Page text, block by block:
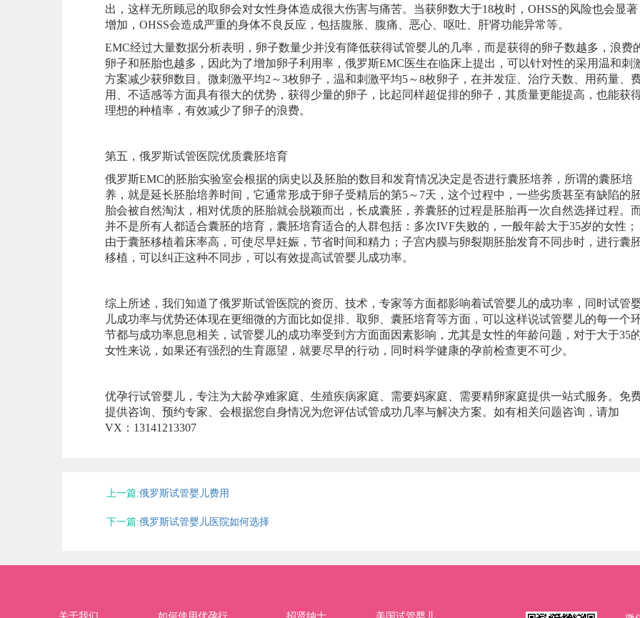
出，这样无所顾忌的取卵会对女性身体造成很大伤害与痛苦。当获卵数大于18枚时，OHSS的风险也会显著
增加，OHSS会造成严重的身体不良反应，包括腹胀、腹痛、恶心、呕吐、肝肾功能异常等。
EMC经过大量数据分析表明，卵子数量少并没有降低获得试管婴儿的几率，而是获得的卵子数越多，浪费
卵子和胚胎也越多，因此为了增加卵子利用率，俄罗斯EMC医生在临床上提出，可以针对性的采用温和刺
方案减少获卵数目。微刺激平均2～3枚卵子，温和刺激平均5～8枚卵子，在并发症、治疗天数、用药量、
用、不适感等方面具有很大的优势，获得少量的卵子，比起同样超促排的卵子，其质量更能提高，也能获
理想的种植率，有效减少了卵子的浪费。
第五，俄罗斯试管医院优质囊胚培育
俄罗斯EMC的胚胎实验室会根据的病史以及胚胎的数目和发育情况决定是否进行囊胚培养，所谓的囊胚培
养，就是延长胚胎培养时间，它通常形成于卵子受精后的第5～7天，这个过程中，一些劣质甚至有缺陷的
胎会被自然淘汰，相对优质的胚胎就会脱颖而出，长成囊胚，养囊胚的过程是胚胎再一次自然选择过程。
并不是所有人都适合囊胚的培育，囊胚培育适合的人群包括：多次IVF失败的，一般年龄大于35岁的女性；
由于囊胚移植着床率高，可使尽早妊娠，节省时间和精力；子宫内膜与卵裂期胚胎发育不同步时，进行囊
移植，可以纠正这种不同步，可以有效提高试管婴儿成功率。
综上所述，我们知道了俄罗斯试管医院的资历、技术，专家等方面都影响着试管婴儿的成功率，同时试管
儿成功率与优势还体现在更细微的方面比如促排、取卵、囊胚培育等方面，可以这样说试管婴儿的每一个
节都与成功率息息相关，试管婴儿的成功率受到方方面面因素影响，尤其是女性的年龄问题，对于大于35
女性来说，如果还有强烈的生育愿望，就要尽早的行动，同时科学健康的孕前检查更不可少。
优孕行试管婴儿，专注为大龄孕难家庭、生殖疾病家庭、需要妈家庭、需要精卵家庭提供一站式服务。免
提供咨询、预约专家、会根据您自身情况为您评估试管成功几率与解决方案。如有相关问题咨询，请加
VX：13141213307
上一篇:俄罗斯试管婴儿费用
下一篇:俄罗斯试管婴儿医院如何选择